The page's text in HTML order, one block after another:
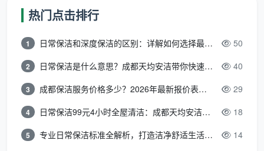
第6步：逆光检查补漏
干布局部处理。再用窗槽刷把积水流进轨道的水分一并
收干，避免以后泥水淤积。
四、开荒保洁玻璃清洗的三大“毁窗”操作
后玻璃全脸花的遗憾。这三点，一定要避开。
热门点击排行
1 日常保洁和深度保洁的区别：详解如何选择最适合的清洁服务 50
2 日常保洁是什么意思？成都天均安洁带你快速区分“日常vs深度vs开荒” 40
3 成都保洁服务价格多少？2026年最新报价表来了，这一篇看透所有费用 29
4 日常保洁99元4小时全屋清洁：成都天均安洁保洁超值服务全解析 18
5 专业日常保洁标准全解析，打造洁净舒适生活空间 14